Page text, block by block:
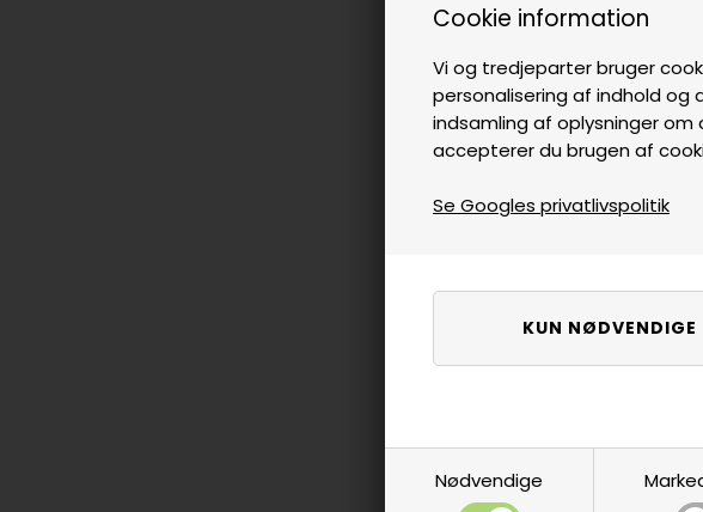
Cookie information
Vi og tredjeparter bruger
personalisering af indhold og
indsamling af oplysninger om
accepterer du brugen af
Se Googles privatlivspolitik
Nødvendige